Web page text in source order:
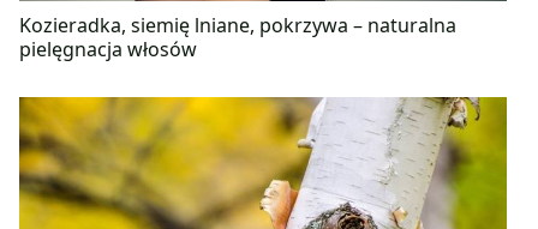
Kozieradka, siemię lniane, pokrzywa – naturalna
pielęgnacja włosów